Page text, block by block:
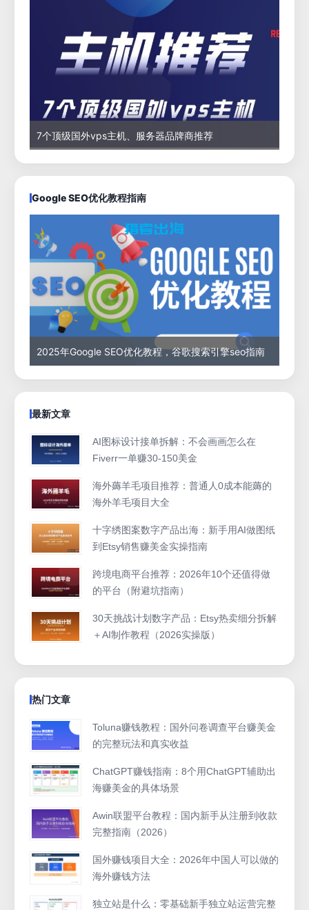
7个顶级国外vps主机、服务器品牌商推荐
Google SEO优化教程指南
2025年Google SEO优化教程，谷歌搜索引擎seo指南
最新文章
AI图标设计接单拆解：不会画画怎么在
Fiverr一单赚30-150美金
海外薅羊毛项目推荐：普通人0成本能薅的
海外羊毛项目大全
十字绣图案数字产品出海：新手用AI做图纸
到Etsy销售赚美金实操指南
跨境电商平台推荐：2026年10个还值得做
的平台（附避坑指南）
30天挑战计划数字产品：Etsy热卖细分拆解
＋AI制作教程（2026实操版）
热门文章
Toluna赚钱教程：国外问卷调查平台赚美金
的完整玩法和真实收益
ChatGPT赚钱指南：8个用ChatGPT辅助出
海赚美金的具体场景
Awin联盟平台教程：国内新手从注册到收款
完整指南（2026）
国外赚钱项目大全：2026年中国人可以做的
海外赚钱方法
独立站是什么：零基础新手独立站运营完整